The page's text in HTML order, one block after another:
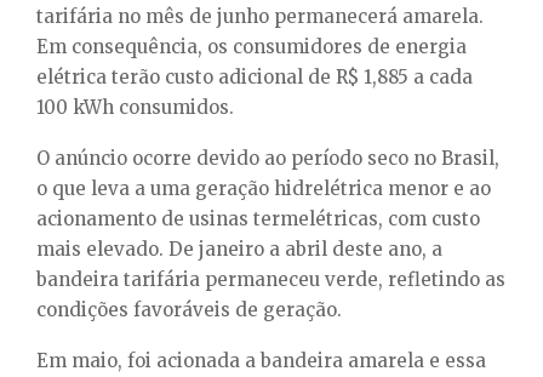
tarifária no mês de junho permanecerá amarela.
Em consequência, os consumidores de energia
elétrica terão custo adicional de R$ 1,885 a cada
100 kWh consumidos.
O anúncio ocorre devido ao período seco no Brasil,
o que leva a uma geração hidrelétrica menor e ao
acionamento de usinas termelétricas, com custo
mais elevado. De janeiro a abril deste ano, a
bandeira tarifária permaneceu verde, refletindo as
condições favoráveis de geração.
Em maio, foi acionada a bandeira amarela e essa